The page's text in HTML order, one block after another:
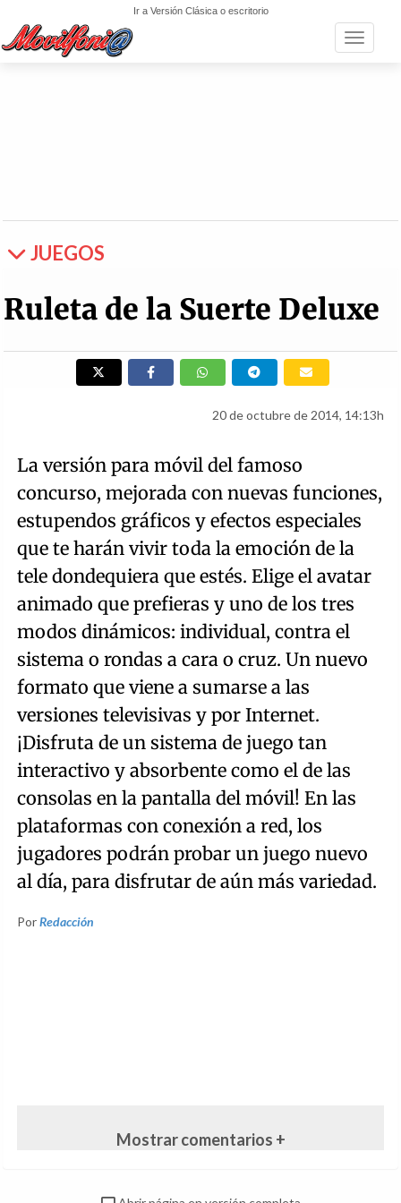
Ir a Versión Clásica o escritorio
Toggle
JUEGOS
Ruleta de la Suerte Deluxe
20 de octubre de 2014, 14:13h
La versión para móvil del famoso
concurso, mejorada con nuevas funciones,
estupendos gráficos y efectos especiales
que te harán vivir toda la emoción de la
tele dondequiera que estés. Elige el avatar
animado que prefieras y uno de los tres
modos dinámicos: individual, contra el
sistema o rondas a cara o cruz. Un nuevo
formato que viene a sumarse a las
versiones televisivas y por Internet.
¡Disfruta de un sistema de juego tan
interactivo y absorbente como el de las
consolas en la pantalla del móvil! En las
plataformas con conexión a red, los
jugadores podrán probar un juego nuevo
al día, para disfrutar de aún más variedad.
PorRedacción
Mostrar comentarios +